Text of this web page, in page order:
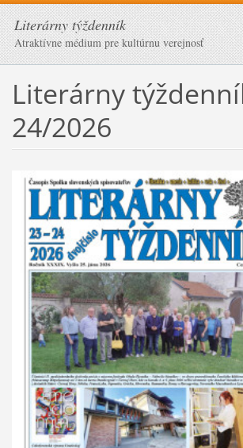
Literárny týždenník
Atraktívne médium pre kultúrnu verejnosť
Literárny
24/2026